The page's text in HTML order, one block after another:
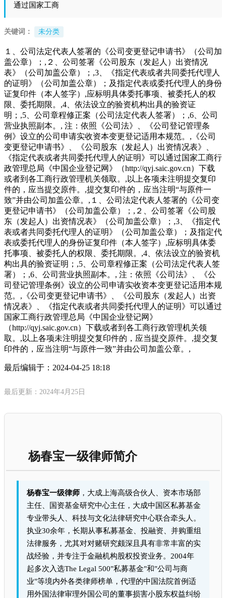
通过国家工商
关键词： 未分类
１、公司法定代表人签署的《公司变更登记申请书》（公司加
盖公章）；,２、公司签署《公司股东（发起人）出资情况
表》（公司加盖公章）；,3、《指定代表或者共同委托代理人
的证明》（公司加盖公章）；及指定代表或委托代理人的身份
证复印件（本人签字）,应标明具体委托事项、被委托人的权
限、委托期限。,4、依法设立的验资机构出具的验资证
明；,5、公司章程修正案（公司法定代表人签署）；,6、公司
营业执照副本。, 注：依照《公司法》、《公司登记管理条
例》设立的公司申请实收资本变更登记适用本规范。,《公司
变更登记申请书》、《公司股东（发起人）出资情况表》、
《指定代表或者共同委托代理人的证明》可以通过国家工商行
政管理总局《中国企业登记网》（http://qyj.saic.gov.cn）下载
或者到各工商行政管理机关领取。,以上各项未注明提交复印
件的，应当提交原件。,提交复印件的，应当注明“与原件一
致”并由公司加盖公章。,１、公司法定代表人签署的《公司变
更登记申请书》（公司加盖公章）；,２、公司签署《公司股
东（发起人）出资情况表》（公司加盖公章）；,3、《指定代
表或者共同委托代理人的证明》（公司加盖公章）；及指定代
表或委托代理人的身份证复印件（本人签字）,应标明具体委
托事项、被委托人的权限、委托期限。,4、依法设立的验资机
构出具的验资证明；,5、公司章程修正案（公司法定代表人签
署）；,6、公司营业执照副本。, 注：依照《公司法》、《公
司登记管理条例》设立的公司申请实收资本变更登记适用本规
范。,《公司变更登记申请书》、《公司股东（发起人）出资
情况表》、《指定代表或者共同委托代理人的证明》可以通过
国家工商行政管理总局《中国企业登记网》
（http://qyj.saic.gov.cn）下载或者到各工商行政管理机关领
取。,以上各项未注明提交复印件的，应当提交原件。,提交复
印件的，应当注明“与原件一致”并由公司加盖公章。,
最后编辑于： 2024-04-25 18:18
最后更新：2024年4月25日
杨春宝一级律师简介
杨春宝一级律师 ，大成上海高级合伙人、资本市场部
主任、国资基金研究中心主任，大成中国区私募基金
专业带头人、科技与文化法律研究中心联合牵头人。
执业30余年，长期从事私募基金、投融资、并购重组
法律服务，尤其对对赌研究颇深且具有非常丰富的实
战经验，并专注于金融机构股权投资业务。2004年
起多次入选The Legal 500"私募基金"和"公司与商
业"等境内外各类律师榜单，代理的中国法院首例适
用外国法律审理外国公司的董事损害小股东权益纠纷